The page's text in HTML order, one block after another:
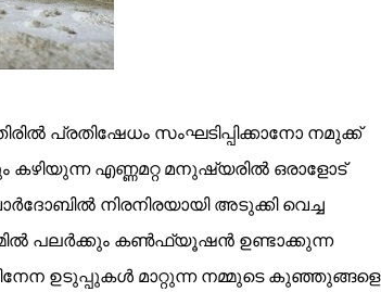
പ്രതിഷേധം സംഘടിപ്പിക്കാനോ നമുക്ക്
കഴിയുന്ന എണ്ണമറ്റ മനുഷ്യരില്‍ ഒരാളോട്
നിരനിരയായി അടുക്കി വെച്ച
പലര്‍ക്കും കണ്‍ഫ്യൂഷന്‍ ഉണ്ടാക്കുന്ന
ഉടുപ്പുകള്‍ മാറ്റുന്ന നമ്മുടെ കുഞ്ഞുങ്ങളെ